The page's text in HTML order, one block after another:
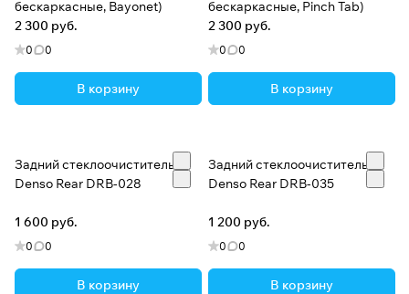
бескаркасные, Bayonet)
2 300 руб.
0 0
В корзину
бескаркасные, Pinch Tab)
2 300 руб.
0 0
В корзину
Задний стеклоочиститель
Denso Rear DRB-028
1 600 руб.
0 0
В корзину
Задний стеклоочиститель
Denso Rear DRB-035
1 200 руб.
0 0
В корзину